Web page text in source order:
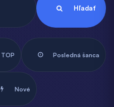
Hľadať
TOP Posledná šanca
Nové